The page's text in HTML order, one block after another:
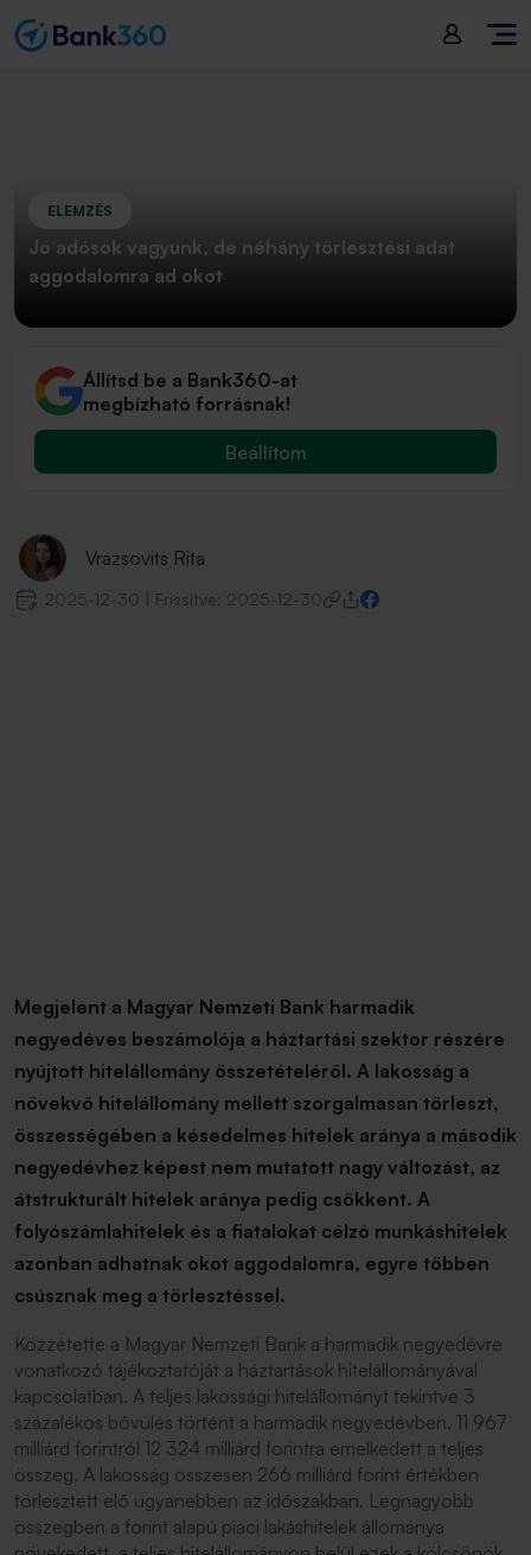
ELEMZÉS
Jó adósok vagyunk, de néhány törlesztési adat
aggodalomra ad okot
Állítsd be a Bank360-at
megbízható forrásnak!
Beállítom
Vrazsovits Rita
2025-12-30 Frissítve: 2025-12-30
Megjelent a Magyar Nemzeti Bank harmadik
negyedéves beszámolója a háztartási szektor részére
nyújtott hitelállomány összetételéről. A lakosság a
növekvő hitelállomány mellett szorgalmasan törleszt,
összességében a késedelmes hitelek aránya a második
negyedévhez képest nem mutatott nagy változást, az
átstrukturált hitelek aránya pedig csökkent. A
folyószámlahitelek és a fiatalokat célzó munkáshitelek
azonban adhatnak okot aggodalomra, egyre többen
csúsznak meg a törlesztéssel.
Közzétette a Magyar Nemzeti Bank a harmadik negyedévre
vonatkozó tájékoztatóját a háztartások hitelállományával
kapcsolatban. A teljes lakossági hitelállományt tekintve 3
százalékos bővülés történt a harmadik negyedévben, 11 967
milliárd forintról 12 324 milliárd forintra emelkedett a teljes
összeg. A lakosság összesen 266 milliárd forint értékben
törlesztett elő ugyanebben az időszakban. Legnagyobb
összegben a forint alapú piaci lakáshitelek állománya